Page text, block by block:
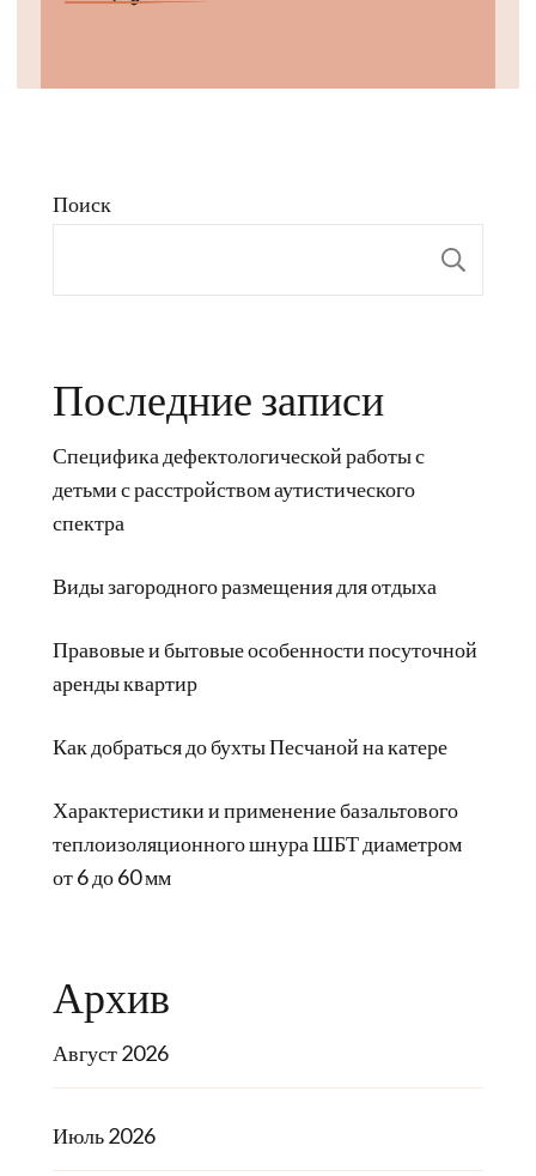
Поиск
Последние записи
Специфика дефектологической работы с
детьми с расстройством аутистического
спектра
Виды загородного размещения для отдыха
Правовые и бытовые особенности посуточной
аренды квартир
Как добраться до бухты Песчаной на катере
Характеристики и применение базальтового
теплоизоляционного шнура ШБТ диаметром
от 6 до 60 мм
Архив
Август 2026
Июль 2026